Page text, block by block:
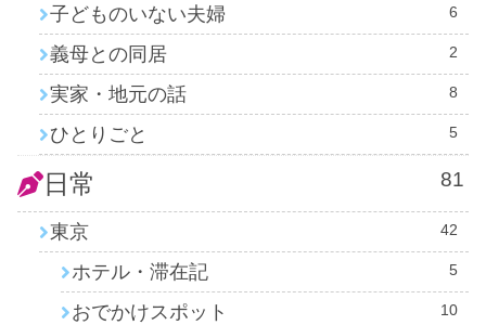
子どものいない夫婦 6
義母との同居 2
実家・地元の話 8
ひとりごと 5
日常 81
東京 42
ホテル・滞在記 5
おでかけスポット 10